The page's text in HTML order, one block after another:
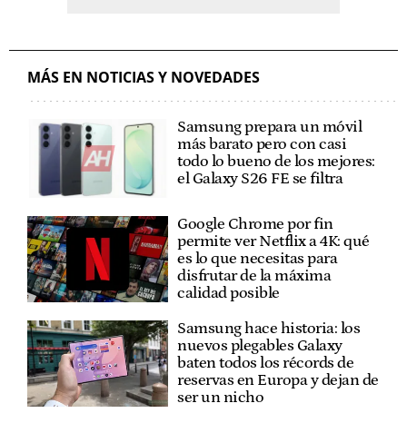
MÁS EN NOTICIAS Y NOVEDADES
Samsung prepara un móvil
más barato pero con casi
todo lo bueno de los mejores:
el Galaxy S26 FE se filtra
Google Chrome por fin
permite ver Netflix a 4K: qué
es lo que necesitas para
disfrutar de la máxima
calidad posible
Samsung hace historia: los
nuevos plegables Galaxy
baten todos los récords de
reservas en Europa y dejan de
ser un nicho